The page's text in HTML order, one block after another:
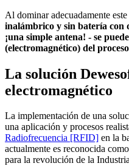
Al dominar adecuadamente
inalámbrico y sin batería con
¡una simple antena! - se
(electromagnético) del
La solución
electromagnético
La implementación de una
una aplicación y procesos
Radiofrecuencia [RFID] en la
actualmente es reconocida
para la revolución de la